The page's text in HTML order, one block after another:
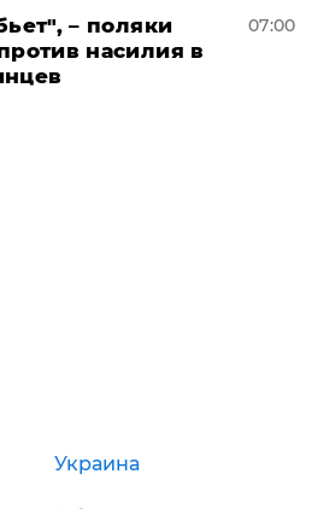
– поляки
насилия в
07:00
Украина